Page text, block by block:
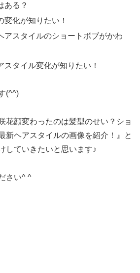
ある？
変化が知りたい！
アスタイルのショートボブがかわ
スタイル変化が知りたい！
(^^)
花顔変わったのは髪型のせい？ショ
新ヘアスタイルの画像を紹介！』と
していきたいと思います♪
さい^ ^